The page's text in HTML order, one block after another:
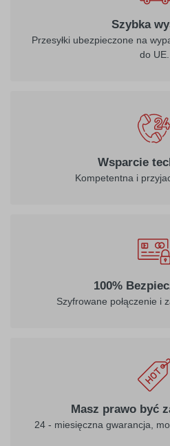
Szybka
Przesyłki ubezpieczone na
do UE.
Wsparcie
Kompetentna i
100%
Szyfrowane połączenie i
Masz prawo być
24 - miesięczna gwarancja,